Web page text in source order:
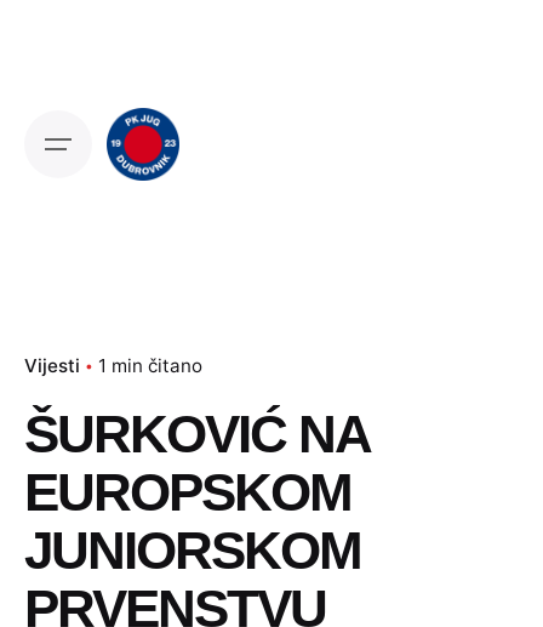
Vijesti 1 min čitano
ŠURKOVIĆ NA
EUROPSKOM
JUNIORSKOM
PRVENSTVU